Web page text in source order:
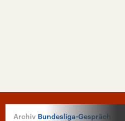
Bundesliga-Gespräch